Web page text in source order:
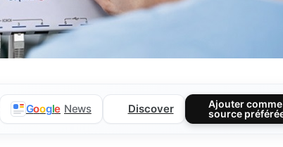
Google News Discover
Ajouter comme
source